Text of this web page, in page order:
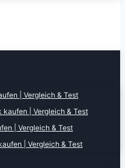
| Vergleich & Test
kaufen | Vergleich & Test
| Vergleich & Test
| Vergleich & Test